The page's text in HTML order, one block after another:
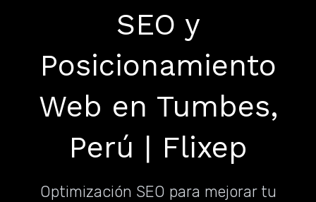
SEO y
Posicionamiento
Web en Tumbes,
Perú | Flixep
Optimización SEO para mejorar tu